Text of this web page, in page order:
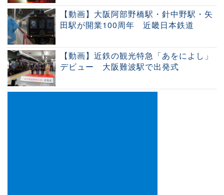
【動画】大阪阿部野橋駅・針中野駅・矢
田駅が開業100周年 近畿日本鉄道
【動画】近鉄の観光特急「あをによし」
デビュー 大阪難波駅で出発式